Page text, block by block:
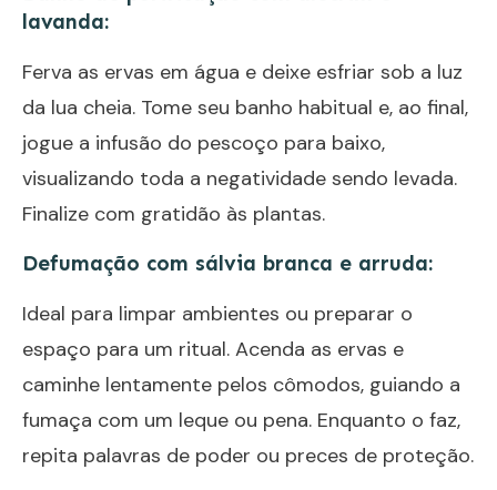
lavanda:
Ferva as ervas em água e deixe esfriar sob a luz
da lua cheia. Tome seu banho habitual e, ao final,
jogue a infusão do pescoço para baixo,
visualizando toda a negatividade sendo levada.
Finalize com gratidão às plantas.
Defumação com sálvia branca e arruda:
Ideal para limpar ambientes ou preparar o
espaço para um ritual. Acenda as ervas e
caminhe lentamente pelos cômodos, guiando a
fumaça com um leque ou pena. Enquanto o faz,
repita palavras de poder ou preces de proteção.